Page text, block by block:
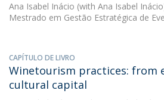
Ana Isabel Inácio (with Ana Isabel
Mestrado em Gestão Estratégica de
CAPÍTULO DE LIVRO
Winetourism practices: from
cultural capital